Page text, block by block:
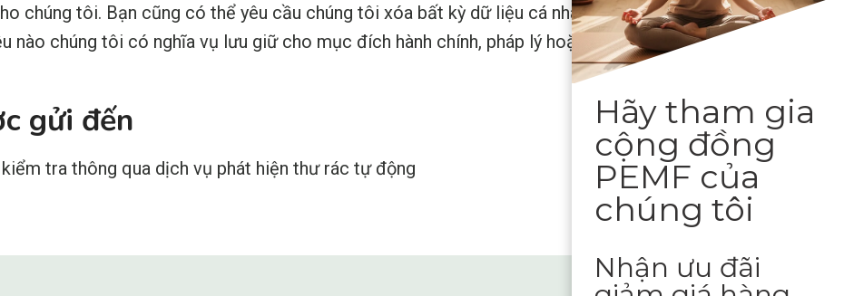
chúng tôi. Bạn cũng có thể yêu cầu chúng tôi xóa bất kỳ dữ liệu cá nhân nào chúng tôi lưu giữ về
nào chúng tôi có nghĩa vụ lưu giữ cho mục đích hành chính, pháp lý hoặc bảo mật.
gửi đến
tra thông qua dịch vụ phát hiện thư rác tự động
Hãy tham gia
cộng đồng
PEMF của
chúng tôi
Nhận ưu đãi